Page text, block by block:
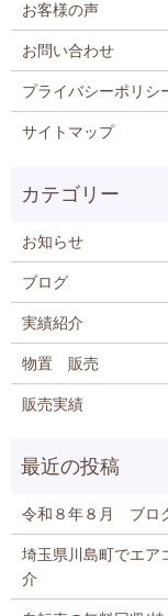
お客様の声
お問い合わせ
プライバシーポリシ
サイトマップ
お知らせ
ブログ
実績紹介
物置 販売
販売実績
令和８年８月 ブロ
埼玉県川島町でエア
介